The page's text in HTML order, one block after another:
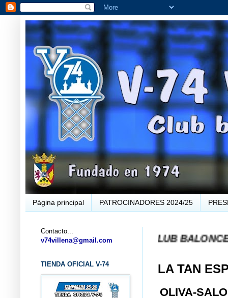
Página principal PATROCINADORES 2024/25
... CLUB BALONCESTO V-
LA TAN
OLIVA-
Contacto...
v74villena@gmail.com
TIENDA OFICIAL V-74